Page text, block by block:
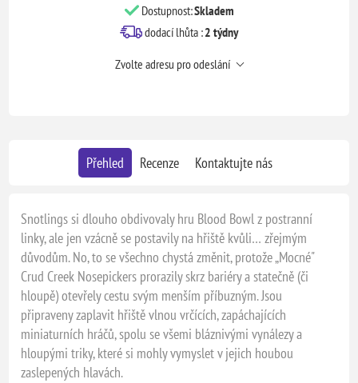
Dostupnost:Skladem
dodací lhůta :2 týdny
Zvolte adresu pro odeslání
Přehled Recenze Kontaktujte nás
Snotlings si dlouho obdivovaly hru Blood Bowl z postranní
linky, ale jen vzácně se postavily na hřiště kvůli… zřejmým
důvodům. No, to se všechno chystá změnit, protože „Mocné"
Crud Creek Nosepickers prorazily skrz bariéry a statečně (či
hloupě) otevřely cestu svým menším příbuzným. Jsou
připraveny zaplavit hřiště vlnou vrčících, zapáchajících
miniaturních hráčů, spolu se všemi bláznivými vynálezy a
hloupými triky, které si mohly vymyslet v jejich houbou
zaslepených hlavách.